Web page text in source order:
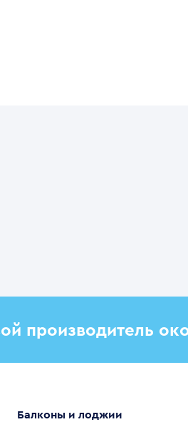
производитель
Балконы и лоджии